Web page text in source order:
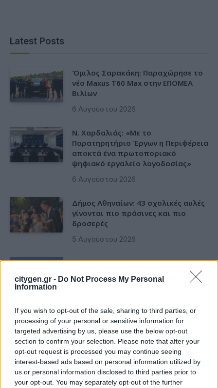
citygen.gr - Do Not Process My Personal
Information
If you wish to opt-out of the sale, sharing to third parties, or
processing of your personal or sensitive information for
targeted advertising by us, please use the below opt-out
section to confirm your selection. Please note that after your
opt-out request is processed you may continue seeing
interest-based ads based on personal information utilized by
us or personal information disclosed to third parties prior to
your opt-out. You may separately opt-out of the further
Latest Posts
Όμιλος Σαρακάκη: Παραχώρησε το
νέο Maxus T60 Max στην ΕΠΟΜΕΑ
Βιλίων
6 Αυγούστου 2026
Ν. Χαρδαλιάς: «Με το
Παρατηρητήριο Έργων η Περιφέρεια
αποκτά ένα πρωτοποριακό
ψηφιακό εργαλείο λογοδοσίας»
6 Αυγούστου 2026
Δήμος Αθηναίων: 43 σχολικές αυλές
γίνονται πιο πράσινες και πιο
δροσερές
5 Αυγούστου 2026
Η FARIA Renewables προχώρησε
στην ηλεκτροδότηση του αιολικού
πάρκου Faria Αίολος Λάρυμνα
ΥΠΕΝ: Διευρύνεται ο κατάλογος των
Προστατευόμενων Τοπίων σε 12
4 Αυγούστου 2026